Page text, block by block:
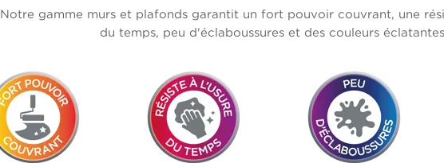
Notre gamme murs et plafonds garantit un fort pouvoir couvrant, une
du temps, peu d'éclaboussures et des couleurs